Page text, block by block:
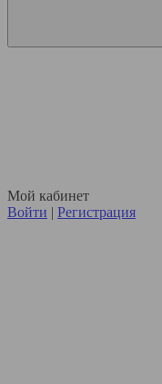
Мой кабинет
Войти | Регистрация